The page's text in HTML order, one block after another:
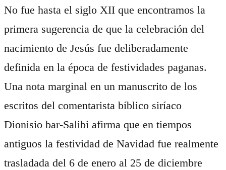
No fue hasta el siglo XII que encontramos la
primera sugerencia de que la celebración del
nacimiento de Jesús fue deliberadamente
definida en la época de festividades paganas.
Una nota marginal en un manuscrito de los
escritos del comentarista bíblico siríaco
Dionisio bar-Salibi afirma que en tiempos
antiguos la festividad de Navidad fue realmente
trasladada del 6 de enero al 25 de diciembre